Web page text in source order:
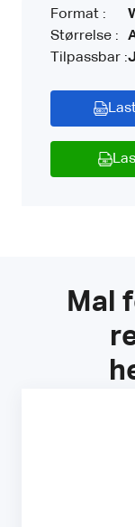
Format :
Størrelse :
Tilpassbar :
Mal